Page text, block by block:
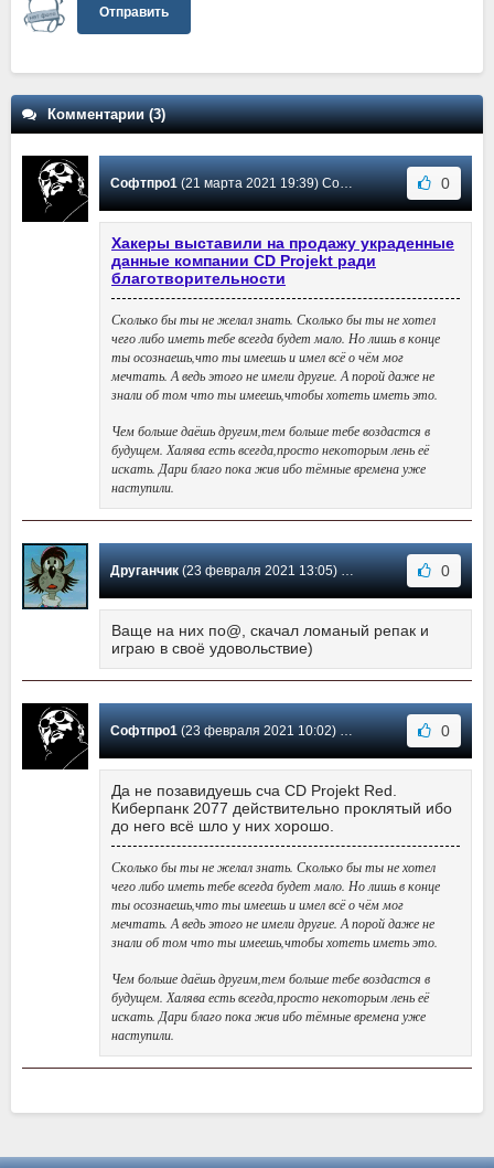
Отправить
Комментарии (3)
Софтпро1(21 марта 2021 19:39) Сообщение #3 0
Хакеры выставили на продажу украденные
данные компании CD Projekt ради
благотворительности
Сколько бы ты не желал знать. Сколько бы ты не хотел
чего либо иметь тебе всегда будет мало. Но лишь в конце
ты осознаешь,что ты имеешь и имел всё о чём мог
мечтать. А ведь этого не имели другие. А порой даже не
знали об том что ты имеешь,чтобы хотеть иметь это.
Чем больше даёшь другим,тем больше тебе воздастся в
будущем. Халява есть всегда,просто некоторым лень её
искать. Дари благо пока жив ибо тёмные времена уже
наступили.
Друганчик(23 февраля 2021 13:05) Сообщение #2 0
Ваще на них по@, скачал ломаный репак и
играю в своё удовольствие)
Софтпро1(23 февраля 2021 10:02) Сообщение #1 0
Да не позавидуешь сча CD Projekt Red.
Киберпанк 2077 действительно проклятый ибо
до него всё шло у них хорошо.
Сколько бы ты не желал знать. Сколько бы ты не хотел
чего либо иметь тебе всегда будет мало. Но лишь в конце
ты осознаешь,что ты имеешь и имел всё о чём мог
мечтать. А ведь этого не имели другие. А порой даже не
знали об том что ты имеешь,чтобы хотеть иметь это.
Чем больше даёшь другим,тем больше тебе воздастся в
будущем. Халява есть всегда,просто некоторым лень её
искать. Дари благо пока жив ибо тёмные времена уже
наступили.